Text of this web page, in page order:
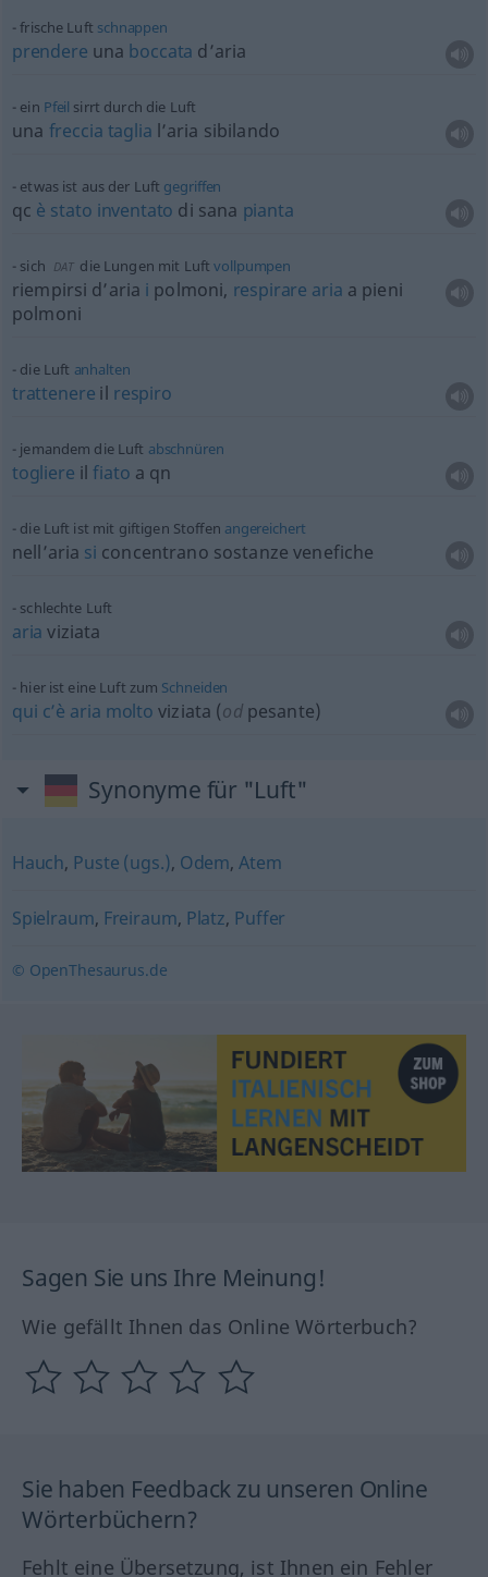
frische Luft schnappen
prendere una boccata d’aria
ein Pfeil sirrt durch die Luft
una freccia taglia l’aria sibilando
etwasist aus der Luft gegriffen
qc è stato inventato di sana pianta
sich DAT die Lungen mit Luftvollpumpen
riempirsi d’aria i polmoni, respirare aria a pieni
polmoni
die Luft anhalten
trattenere il respiro
jemandem die Luft abschnüren
togliere ilfiato a qn
die Luft ist mit giftigen Stoffen angereichert
nell’aria si concentrano sostanze venefiche
schlechte Luft
aria viziata
hier ist eine Luft zum Schneiden
qui c’è aria molto viziata (odpesante)
Synonyme für "Luft"
Hauch, Puste (ugs.), Odem,Atem
Spielraum, Freiraum, Platz, Puffer
© OpenThesaurus.de
Sagen Sie uns Ihre Meinung!
Wie gefällt Ihnen das Online Wörterbuch?
Sie haben Feedback zu unseren Online
Wörterbüchern?
Fehlt eine Übersetzung, ist Ihnen ein Fehler